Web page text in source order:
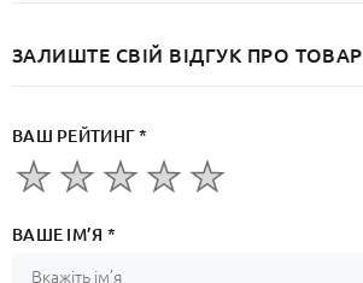
ЗАЛИШТЕ СВІЙ ВІДГУК ПРО ТОВАР
ВАШ РЕЙТИНГ *
ВАШЕ ІМ’Я *